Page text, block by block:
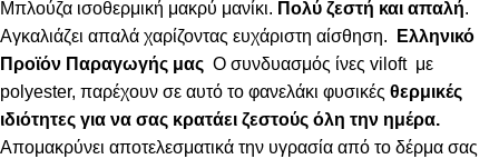
Μπλούζα ισοθερμική μακρύ μανίκι. Πολύ ζεστή και απαλή.
Αγκαλιάζει απαλά χαρίζοντας ευχάριστη αίσθηση.
Ελληνικό
Προϊόν Παραγωγής μας Ο συνδυασμός ίνες viloft με
polyester, παρέχουν σε αυτό το φανελάκι φυσικές θερμικές
ιδιότητες για να σας κρατάει ζεστούς όλη την ημέρα.
Απομακρύνει αποτελεσματικά την υγρασία από το δέρμα σας